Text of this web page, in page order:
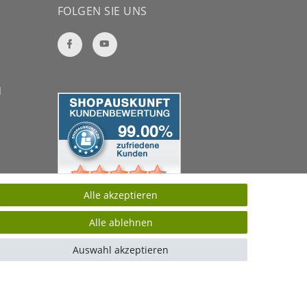
FOLGEN SIE UNS
Alle akzeptieren
Alle ablehnen
Auswahl akzeptieren